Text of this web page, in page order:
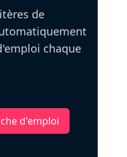
de
chaque
d'emploi